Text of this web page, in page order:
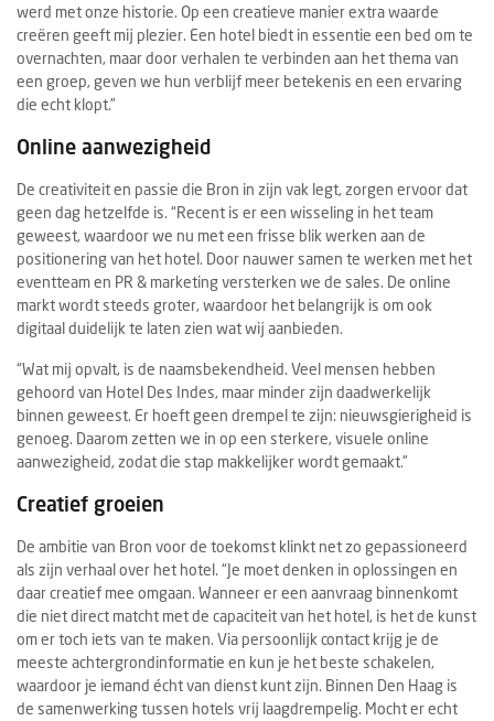
werd met onze historie. Op een creatieve manier extra waarde
creëren geeft mij plezier. Een hotel biedt in essentie een bed om te
overnachten, maar door verhalen te verbinden aan het thema van
een groep, geven we hun verblijf meer betekenis en een ervaring
die echt klopt.”
Online aanwezigheid
De creativiteit en passie die Bron in zijn vak legt, zorgen ervoor dat
geen dag hetzelfde is. “Recent is er een wisseling in het team
geweest, waardoor we nu met een frisse blik werken aan de
positionering van het hotel. Door nauwer samen te werken met het
eventteam en PR & marketing versterken we de sales. De online
markt wordt steeds groter, waardoor het belangrijk is om ook
digitaal duidelijk te laten zien wat wij aanbieden.
“Wat mij opvalt, is de naamsbekendheid. Veel mensen hebben
gehoord van Hotel Des Indes, maar minder zijn daadwerkelijk
binnen geweest. Er hoeft geen drempel te zijn: nieuwsgierigheid is
genoeg. Daarom zetten we in op een sterkere, visuele online
aanwezigheid, zodat die stap makkelijker wordt gemaakt.”
Creatief groeien
De ambitie van Bron voor de toekomst klinkt net zo gepassioneerd
als zijn verhaal over het hotel. “Je moet denken in oplossingen en
daar creatief mee omgaan. Wanneer er een aanvraag binnenkomt
die niet direct matcht met de capaciteit van het hotel, is het de kunst
om er toch iets van te maken. Via persoonlijk contact krijg je de
meeste achtergrondinformatie en kun je het beste schakelen,
waardoor je iemand écht van dienst kunt zijn. Binnen Den Haag is
de samenwerking tussen hotels vrij laagdrempelig. Mocht er echt